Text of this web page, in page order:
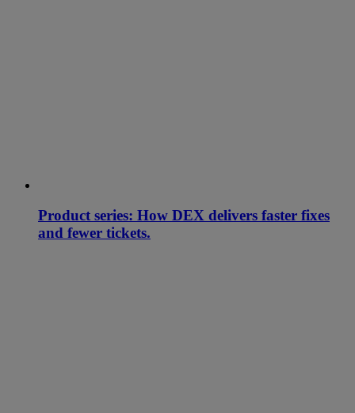
Product series: How DEX delivers faster fixes
and fewer tickets.